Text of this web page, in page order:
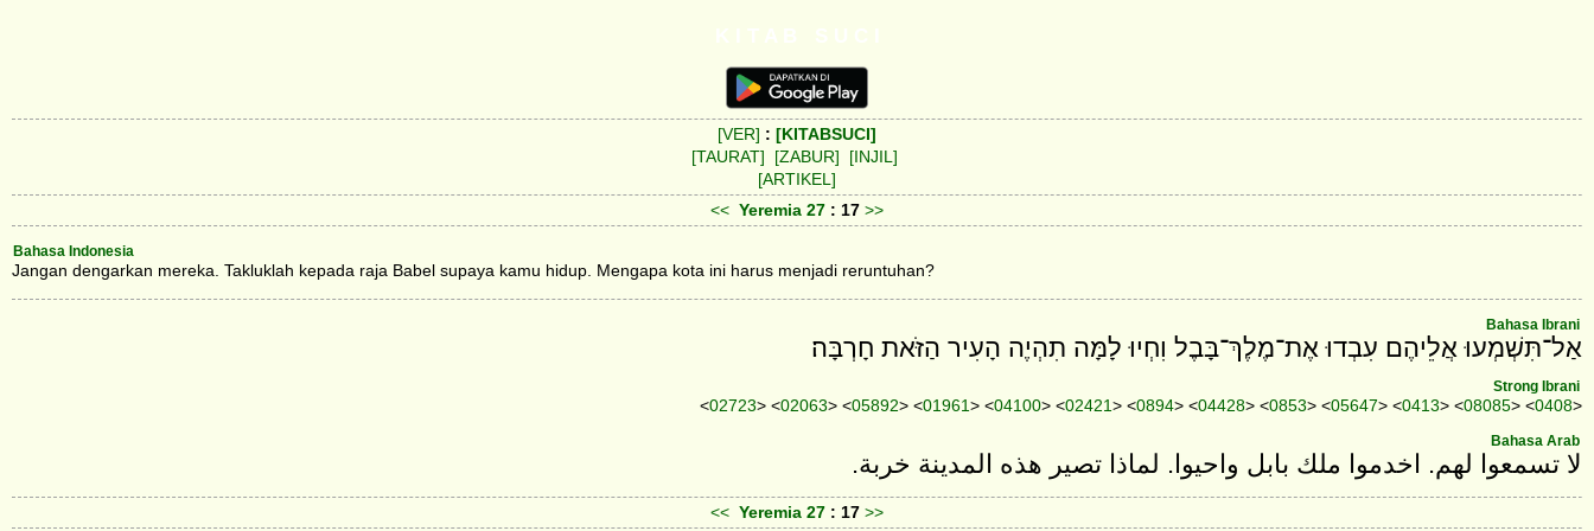
[VER] : [KITABSUCI]
[TAURAT]
[ZABUR]
[INJIL]
[ARTIKEL]
<< Yeremia 27 : 17 >>
Bahasa Indonesia
Jangan dengarkan mereka. Takluklah kepada raja Babel supaya kamu hidup. Mengapa kota ini harus menjadi reruntuhan?
Bahasa Ibrani
אַל־תִּשְׁמְעוּ אֲלֵיהֶם עִבְדוּ אֶת־מֶלֶךְ־בָּבֶל וִחְיוּ לָמָּה תִהְיֶה הָעִיר הַזֹּאת חָרְבָּה׃
Strong Ibrani
<02723> <02063> <05892> <01961> <04100> <02421> <0894> <04428> <0853> <05647> <0413> <08085> <0408>
Bahasa Arab
لا تسمعوا لهم. اخدموا ملك بابل واحيوا. لماذا تصير هذه المدينة خربة.
<< Yeremia 27 : 17 >>